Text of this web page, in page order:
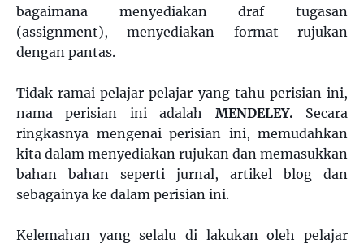
bagaimana menyediakan draf tugasan
(assignment), menyediakan format rujukan
dengan pantas.
Tidak ramai pelajar pelajar yang tahu perisian ini,
nama perisian ini adalah MENDELEY. Secara
ringkasnya mengenai perisian ini, memudahkan
kita dalam menyediakan rujukan dan memasukkan
bahan bahan seperti jurnal, artikel blog dan
sebagainya ke dalam perisian ini.
Kelemahan yang selalu di lakukan oleh pelajar